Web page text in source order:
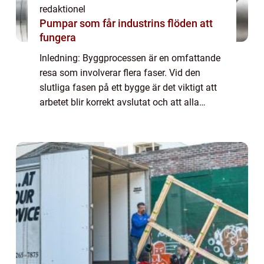
redaktionel
Pumpar som får industrins flöden att
fungera
Inledning: Byggprocessen är en omfattande
resa som involverar flera faser. Vid den
slutliga fasen på ett bygge är det viktigt att
arbetet blir korrekt avslutat och att alla